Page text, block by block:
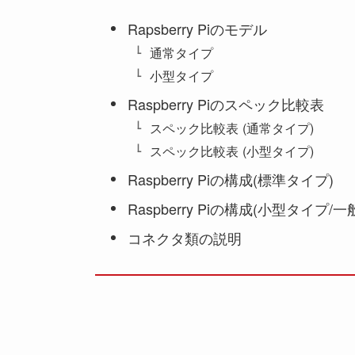
Rapsberry Piのモデル
通常タイプ
小型タイプ
Raspberry Piのスペック比較表
スペック比較表 (通常タイプ)
スペック比較表 (小型タイプ)
Raspberry Piの構成(標準タイプ)
Raspberry Piの構成(小型タイプ/一
コネクタ類の説明